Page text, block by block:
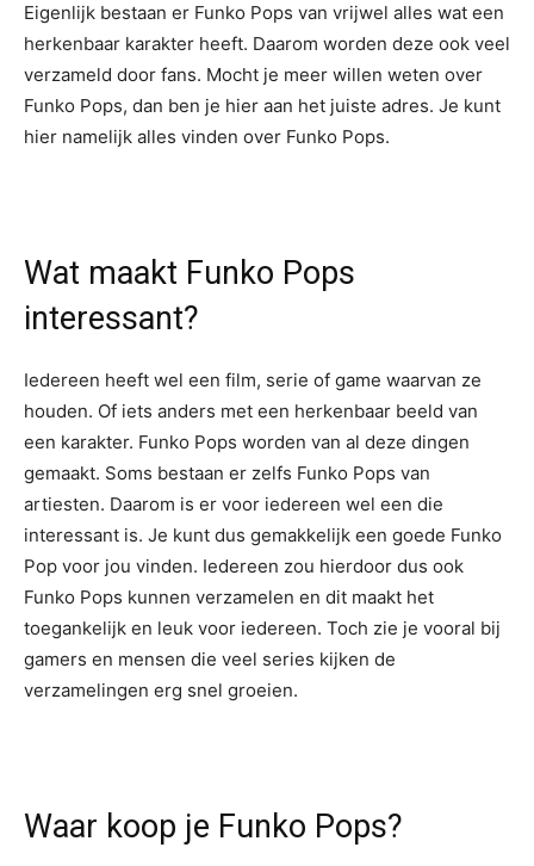
Eigenlijk bestaan er Funko Pops van vrijwel alles wat een
herkenbaar karakter heeft. Daarom worden deze ook veel
verzameld door fans. Mocht je meer willen weten over
Funko Pops, dan ben je hier aan het juiste adres. Je kunt
hier namelijk alles vinden over Funko Pops.
Wat maakt Funko Pops
interessant?
Iedereen heeft wel een film, serie of game waarvan ze
houden. Of iets anders met een herkenbaar beeld van
een karakter. Funko Pops worden van al deze dingen
gemaakt. Soms bestaan er zelfs Funko Pops van
artiesten. Daarom is er voor iedereen wel een die
interessant is. Je kunt dus gemakkelijk een goede Funko
Pop voor jou vinden. Iedereen zou hierdoor dus ook
Funko Pops kunnen verzamelen en dit maakt het
toegankelijk en leuk voor iedereen. Toch zie je vooral bij
gamers en mensen die veel series kijken de
verzamelingen erg snel groeien.
Waar koop je Funko Pops?